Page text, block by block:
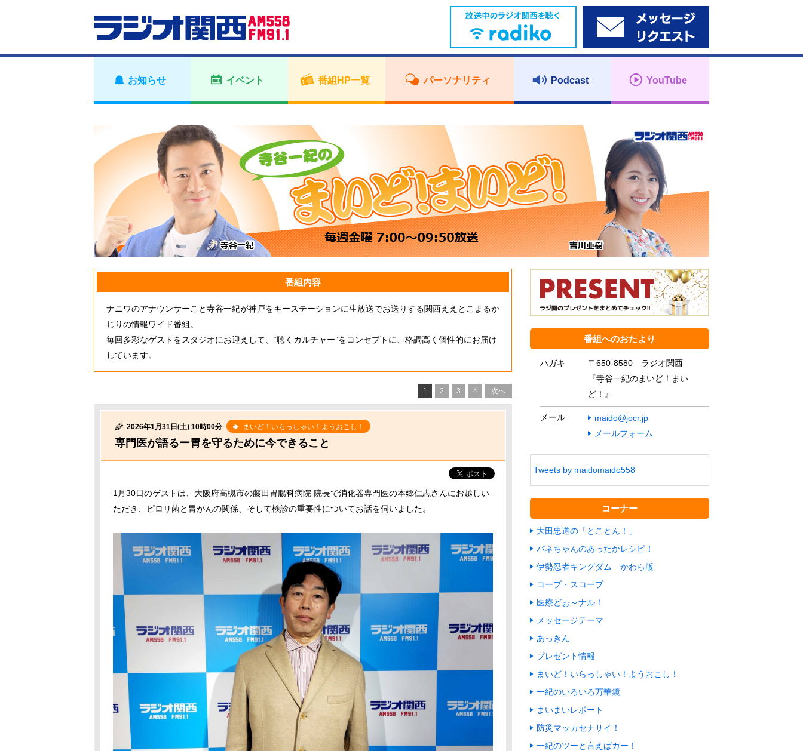
お知らせ イベント 番組HP一覧 パーソナリティ Podcast YouTube
番組内容
ナニワのアナウンサーこと寺谷一紀が神戸をキーステーションに生放送でお送りする関西ええとこまるか
じりの情報ワイド番組。
毎回多彩なゲストをスタジオにお迎えして、“聴くカルチャー”をコンセプトに、格調高く個性的にお届け
しています。
1 2 3 4 次へ
2026年1月31日(土) 10時00分 まいど！いらっしゃい！ようおこし！
専門医が語るー胃を守るために今できること
1月30日のゲストは、大阪府高槻市の藤田胃腸科病院 院長で消化器専門医の本郷仁志さんにお越しい
ただき、ピロリ菌と胃がんの関係、そして検診の重要性についてお話を伺いました。
番組へのおたより
ハガキ
〒650-8580 ラジオ関西
『寺谷一紀のまいど！まい
ど！』
メール
maido@jocr.jp
メールフォーム
Tweets by maidomaido558
コーナー
大田忠道の「とことん！」
バネちゃんのあったかレシピ！
伊勢忍者キングダム かわら版
コープ・スコープ
医療どぉ～ナル！
メッセージテーマ
あっきん
プレゼント情報
まいど！いらっしゃい！ようおこし！
一紀のいろいろ万華鏡
まいまいレポート
防災マッカセナサイ！
一紀のツーと言えばカー！